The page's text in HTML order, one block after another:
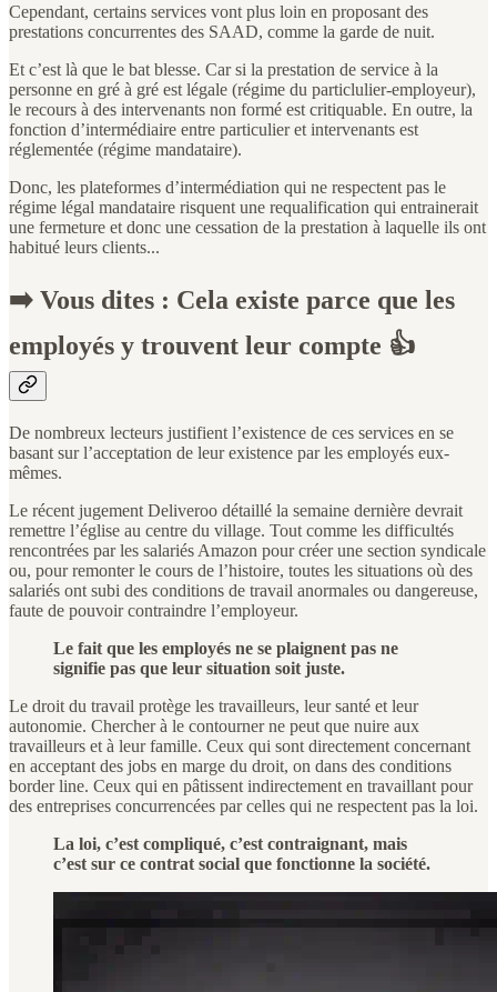
Cependant, certains services vont plus loin en proposant des
prestations concurrentes des SAAD, comme la garde de nuit.
Et c’est là que le bat blesse. Car si la prestation de service à la
personne en gré à gré est légale (régime du particlulier-employeur),
le recours à des intervenants non formé est critiquable. En outre, la
fonction d’intermédiaire entre particulier et intervenants est
réglementée (régime mandataire).
Donc, les plateformes d’intermédiation qui ne respectent pas le
régime légal mandataire risquent une requalification qui entrainerait
une fermeture et donc une cessation de la prestation à laquelle ils ont
habitué leurs clients...
➡️ Vous dites : Cela existe parce que les
employés y trouvent leur compte 👍
De nombreux lecteurs justifient l’existence de ces services en se
basant sur l’acceptation de leur existence par les employés eux-
mêmes.
Le récent jugement Deliveroo détaillé la semaine dernière devrait
remettre l’église au centre du village. Tout comme les difficultés
rencontrées par les salariés Amazon pour créer une section syndicale
ou, pour remonter le cours de l’histoire, toutes les situations où des
salariés ont subi des conditions de travail anormales ou dangereuse,
faute de pouvoir contraindre l’employeur.
Le fait que les employés ne se plaignent pas ne
signifie pas que leur situation soit juste.
Le droit du travail protège les travailleurs, leur santé et leur
autonomie. Chercher à le contourner ne peut que nuire aux
travailleurs et à leur famille. Ceux qui sont directement concernant
en acceptant des jobs en marge du droit, on dans des conditions
border line. Ceux qui en pâtissent indirectement en travaillant pour
des entreprises concurrencées par celles qui ne respectent pas la loi.
La loi, c’est compliqué, c’est contraignant, mais
c’est sur ce contrat social que fonctionne la société.